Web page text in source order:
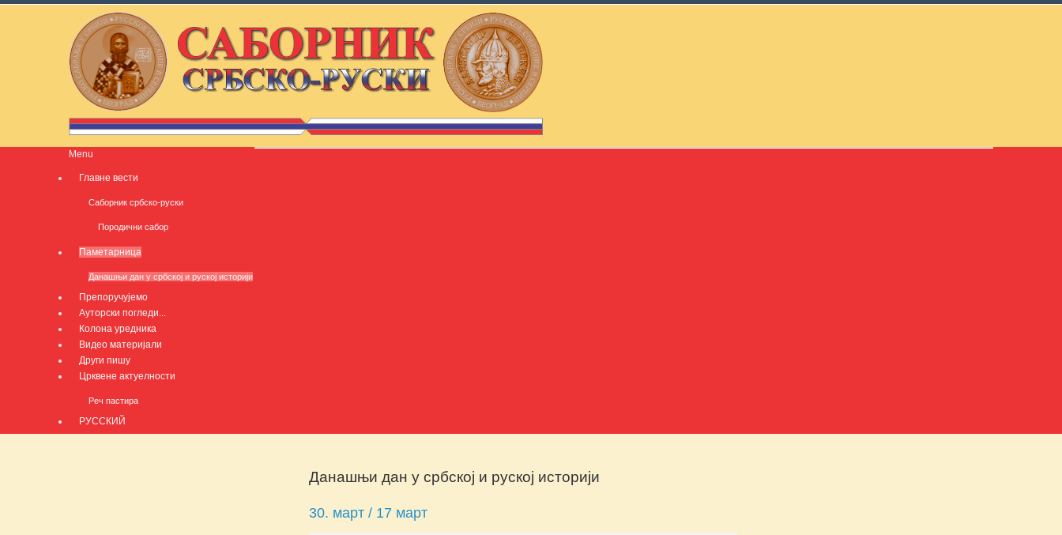
Menu
Главне вести
Саборник србско-руски
Породични сабор
Паметарница
Данашњи дан у србској и руској историји
Препоручујемо
Ауторски погледи...
Колона уредника
Видео материјали
Други пишу
Црквене актуелности
Реч пастира
РУССКИЙ
Данашњи дан у србској и руској историји
30. март / 17 март